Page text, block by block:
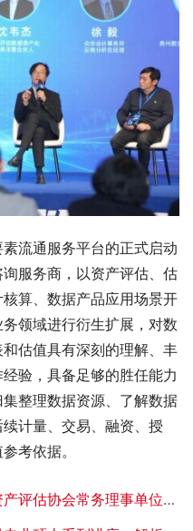
流通服务平台的正式启动
服务商，以资产评估、估
算、数据产品应用场景开
领域进行衍生扩展，对数
估值具有深刻的理解、丰
验，具备足够的胜任能力
整理数据资源、了解数据
计量、交易、融资、授
考依据。
会常务理事单位、副会长单位